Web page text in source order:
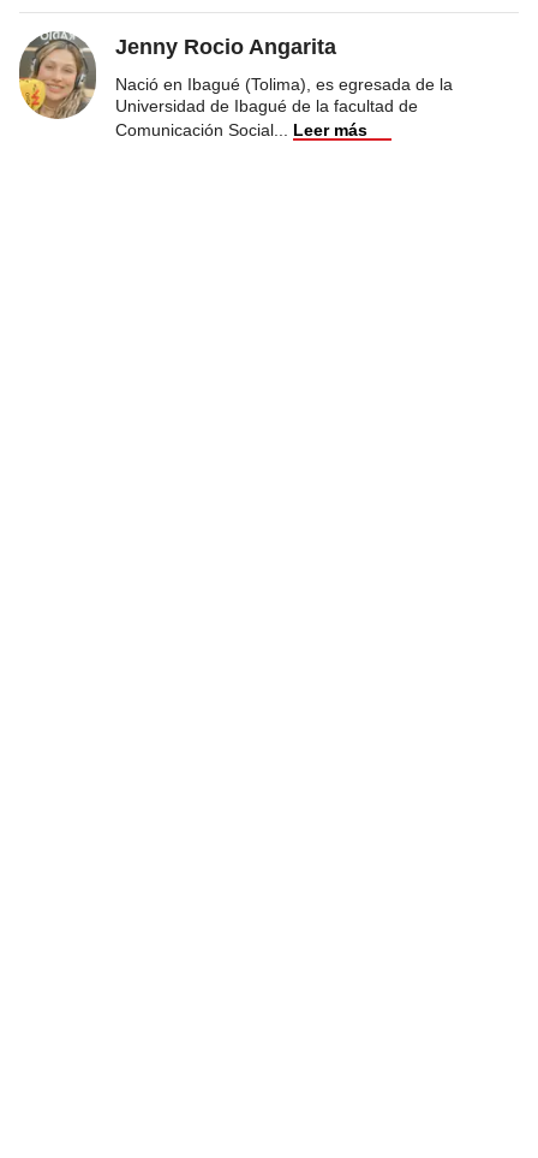
Jenny Rocio Angarita
Nació en Ibagué (Tolima), es egresada de la
Universidad de Ibagué de la facultad de
Comunicación Social
Leer más